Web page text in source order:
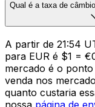
Qual é a taxa de
A partir de 21:54
para EUR é $1 =
mercado é o
venda nos
quanto custaria
nossa página de